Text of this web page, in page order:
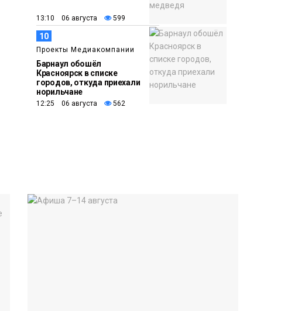
13:10 06 августа 599
10
Проекты Медиакомпании
Барнаул обошёл
Красноярск в списке
городов, откуда приехали
норильчане
12:25 06 августа 562